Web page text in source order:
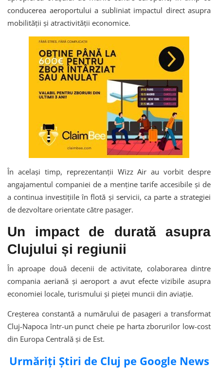
conducerea aeroportului a subliniat impactul direct asupra
mobilității și atractivității economice.
În același timp, reprezentanții Wizz Air au vorbit despre
angajamentul companiei de a menține tarife accesibile și de
a continua investițiile în flotă și servicii, ca parte a strategiei
de dezvoltare orientate către pasager.
Un impact de durată asupra
Clujului și regiunii
În aproape două decenii de activitate, colaborarea dintre
compania aeriană și aeroport a avut efecte vizibile asupra
economiei locale, turismului și pieței muncii din aviație.
Creșterea constantă a numărului de pasageri a transformat
Cluj-Napoca într-un punct cheie pe harta zborurilor low-cost
din Europa Centrală și de Est.
Urmăriți Știri de Cluj pe Google News